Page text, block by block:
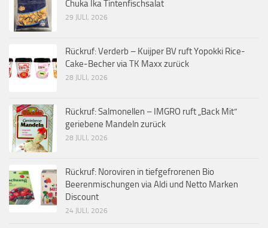
Chuka Ika Tintenfischsalat
29 JULI, 2026
Rückruf: Verderb – Kuijper BV ruft Yopokki Rice-
Cake-Becher via TK Maxx zurück
28 JULI, 2026
Rückruf: Salmonellen – IMGRO ruft „Back Mit“
geriebene Mandeln zurück
28 JULI, 2026
Rückruf: Noroviren in tiefgefrorenen Bio
Beerenmischungen via Aldi und Netto Marken
Discount
24 JULI, 2026